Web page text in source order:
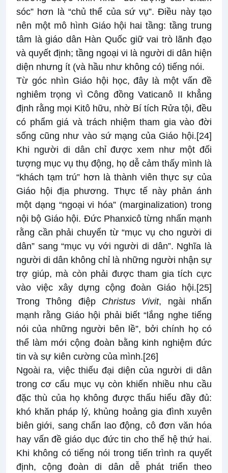
sóc” hơn là “chủ thể của sứ vụ”. Điều này tạo
nên một mô hình Giáo hội hai tầng: tầng trung
tâm là giáo dân Hàn Quốc giữ vai trò lãnh đạo
và quyết định; tầng ngoại vi là người di dân hiện
diện nhưng ít (và hầu như không có) tiếng nói.
Từ góc nhìn Giáo hội học, đây là một vấn đề
nghiêm trọng vì Công đồng Vaticanô II khẳng
định rằng mọi Kitô hữu, nhờ Bí tích Rửa tội, đều
có phẩm giá và trách nhiệm tham gia vào đời
sống cũng như vào sứ mạng của Giáo hội.[24]
Khi người di dân chỉ được xem như một đối
tượng mục vụ thụ động, họ dễ cảm thấy mình là
“khách tạm trú” hơn là thành viên thực sự của
Giáo hội địa phương. Thực tế này phản ánh
một dạng “ngoại vi hóa” (marginalization) trong
nội bộ Giáo hội. Đức Phanxicô từng nhấn mạnh
rằng cần phải chuyển từ “mục vụ cho người di
dân” sang “mục vụ với người di dân”. Nghĩa là
người di dân không chỉ là những người nhận sự
trợ giúp, mà còn phải được tham gia tích cực
vào việc xây dựng cộng đoàn Giáo hội.[25]
Trong Thông điệp Christus Vivit, ngài nhấn
mạnh rằng Giáo hội phải biết “lắng nghe tiếng
nói của những người bên lề”, bởi chính họ có
thể làm mới cộng đoàn bằng kinh nghiệm đức
tin và sự kiên cường của mình.[26]
Ngoài ra, việc thiếu đại diện của người di dân
trong cơ cấu mục vụ còn khiến nhiều nhu cầu
đặc thù của họ không được thấu hiểu đầy đủ:
khó khăn pháp lý, khủng hoảng gia đình xuyên
biên giới, sang chấn lao động, cô đơn văn hóa
hay vấn đề giáo dục đức tin cho thế hệ thứ hai.
Khi không có tiếng nói trong tiến trình ra quyết
định, cộng đoàn di dân dễ phát triển theo